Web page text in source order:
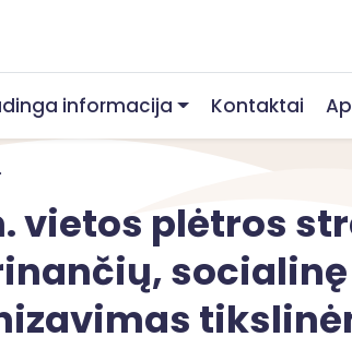
informacija Kontaktai
vietos plėtros